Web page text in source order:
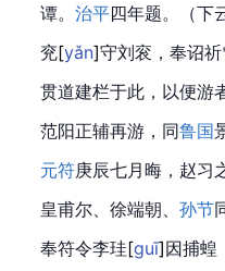
谭。 治平四年题。（下
兖[yǎn]守刘衮，奉诏
贯道建栏于此，以便游
范阳正辅再游，同鲁国
元符庚辰七月晦，赵习
皇甫尔、徐端朝、 孙节
奉符令李珪[guī]因捕蝗